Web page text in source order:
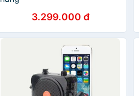
3.299.000 đ